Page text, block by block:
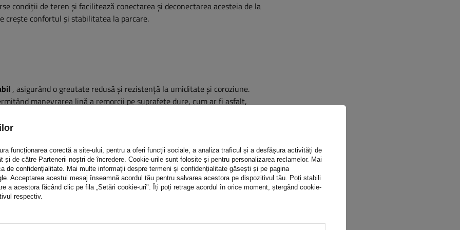
condiții de teren și facilitează conectarea și deconectarea acesteia de la
crește confortul și stabilitatea la parcare.
, asigurând o greutate redusă și rezistență la umiditate și coroziune.
manevrarea lină a remorcii pe suprafețe dure, cum ar fi asfalt,
lungă de viață.
semnificativ confortul. Rulmentul reduce frecarea în timpul
și sub sarcini mari.
funcționarea corectă a site-ului, pentru a oferi funcții sociale, a analiza traficul și a desfășura activități de
și de către Partenerii noștri de încredere. Cookie-urile sunt folosite și pentru personalizarea reclamelor. Mai
de confidențialitate. Mai multe informații despre termeni și confidențialitate găsești și pe pagina
. Acceptarea acestui mesaj înseamnă acordul tău pentru salvarea acestora pe dispozitivul tău. Poți stabili
a acestora făcând clic pe fila „Setări cookie-uri". Îți poți retrage acordul în orice moment, ștergând cookie-
respectiv.